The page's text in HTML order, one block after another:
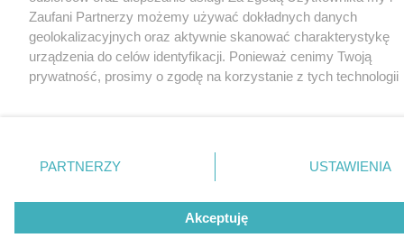
Zaufani Partnerzy możemy używać dokładnych danych
geolokalizacyjnych oraz aktywnie skanować charakterystykę
urządzenia do celów identyfikacji. Ponieważ cenimy Twoją
prywatność, prosimy o zgodę na korzystanie z tych technologii
Niektóre rodzaje przetwarzania danych nie wymagają zgody
użytkownika, ale masz prawo sprzeciwić się takiemu
przetwarzaniu. Preferencje będą miały zastosowania tylko na
PARTNERZY USTAWIENIA
Akceptuję